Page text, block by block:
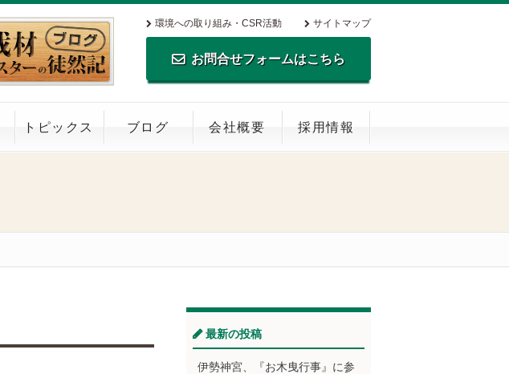
環境への取り組み・CSR活動 サイトマップ
お問合せフォームはこちら
TEL.0795-35-0516 FAX.0795-35-
0269
トピックス ブログ 会社概要 採用情報
最新の投稿
伊勢神宮、『お木曳行事』に参